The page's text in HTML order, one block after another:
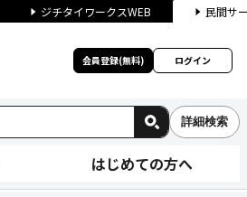
ジチタイワークスWEB 民間サ
会員登録(無料) ログイン
詳細検索
はじめての方へ